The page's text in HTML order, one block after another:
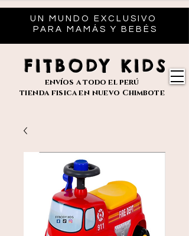
UN MUNDO EXCLUSIVO
PARA MAMÁS Y BEBÉS
FITBODY KIDS
envíos a todo el perú
tienda fisica en nuevo Chimbote